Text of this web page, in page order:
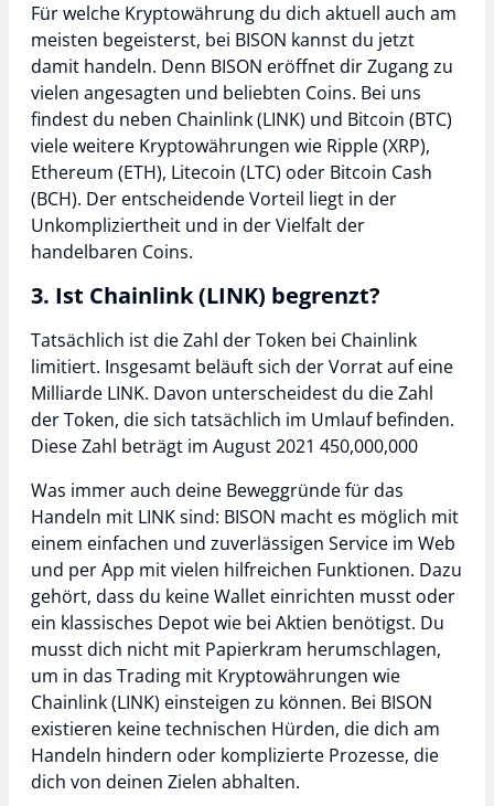
Für welche Kryptowährung du dich aktuell auch am
meisten begeisterst, bei BISON kannst du jetzt
damit handeln. Denn BISON eröffnet dir Zugang zu
vielen angesagten und beliebten Coins. Bei uns
findest du neben Chainlink (LINK) und Bitcoin (BTC)
viele weitere Kryptowährungen wie Ripple (XRP),
Ethereum (ETH), Litecoin (LTC) oder Bitcoin Cash
(BCH). Der entscheidende Vorteil liegt in der
Unkompliziertheit und in der Vielfalt der
handelbaren Coins.
3. Ist Chainlink (LINK) begrenzt?
Tatsächlich ist die Zahl der Token bei Chainlink
limitiert. Insgesamt beläuft sich der Vorrat auf eine
Milliarde LINK. Davon unterscheidest du die Zahl
der Token, die sich tatsächlich im Umlauf befinden.
Diese Zahl beträgt im August 2021 450,000,000
Was immer auch deine Beweggründe für das
Handeln mit LINK sind: BISON macht es möglich mit
einem einfachen und zuverlässigen Service im Web
und per App mit vielen hilfreichen Funktionen. Dazu
gehört, dass du keine Wallet einrichten musst oder
ein klassisches Depot wie bei Aktien benötigst. Du
musst dich nicht mit Papierkram herumschlagen,
um in das Trading mit Kryptowährungen wie
Chainlink (LINK) einsteigen zu können. Bei BISON
existieren keine technischen Hürden, die dich am
Handeln hindern oder komplizierte Prozesse, die
dich von deinen Zielen abhalten.